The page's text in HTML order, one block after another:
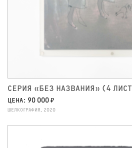
СЕРИЯ «БЕЗ НАЗВАНИЯ» (4
ЦЕНА: 90 000 ₽
ШЕЛКОГРАФИЯ, 2020